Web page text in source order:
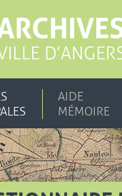
AIDE
MÉMOIRE